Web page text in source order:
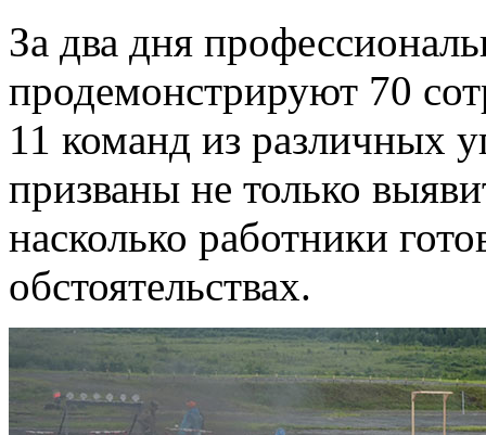
За два дня
продемонстрируют 70
11 команд из различных
призваны не только
насколько работники
обстоятельствах.